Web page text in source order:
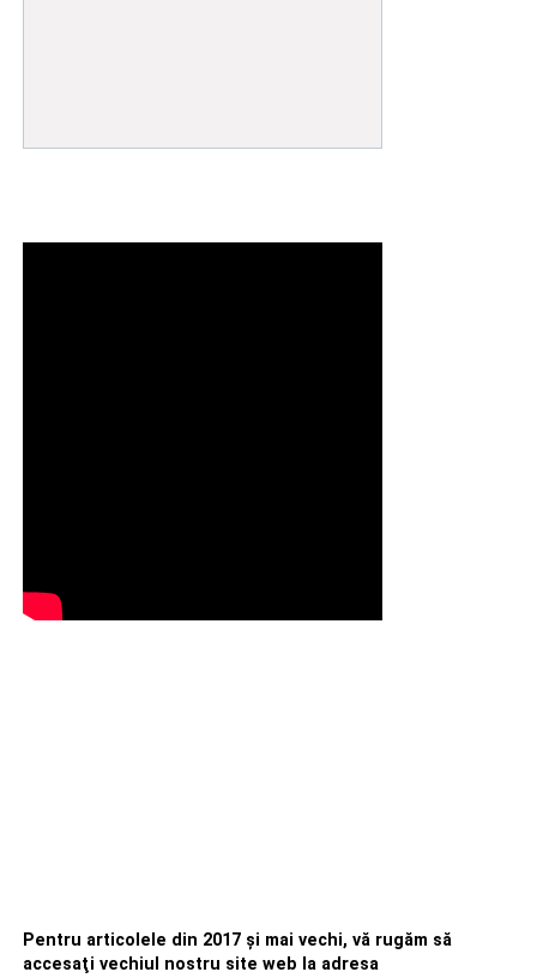
Pentru articolele din 2017 şi mai vechi, vă rugăm să
accesaţi vechiul nostru site web la adresa